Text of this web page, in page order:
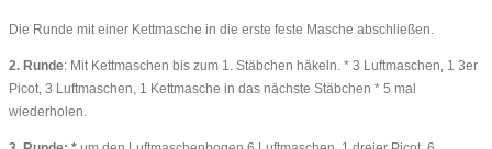
Die Runde mit einer Kettmasche in die erste feste Masche abschließen.
2. Runde: Mit Kettmaschen bis zum 1. Stäbchen häkeln. * 3 Luftmaschen, 1 3er
Picot, 3 Luftmaschen, 1 Kettmasche in das nächste Stäbchen * 5 mal
wiederholen.